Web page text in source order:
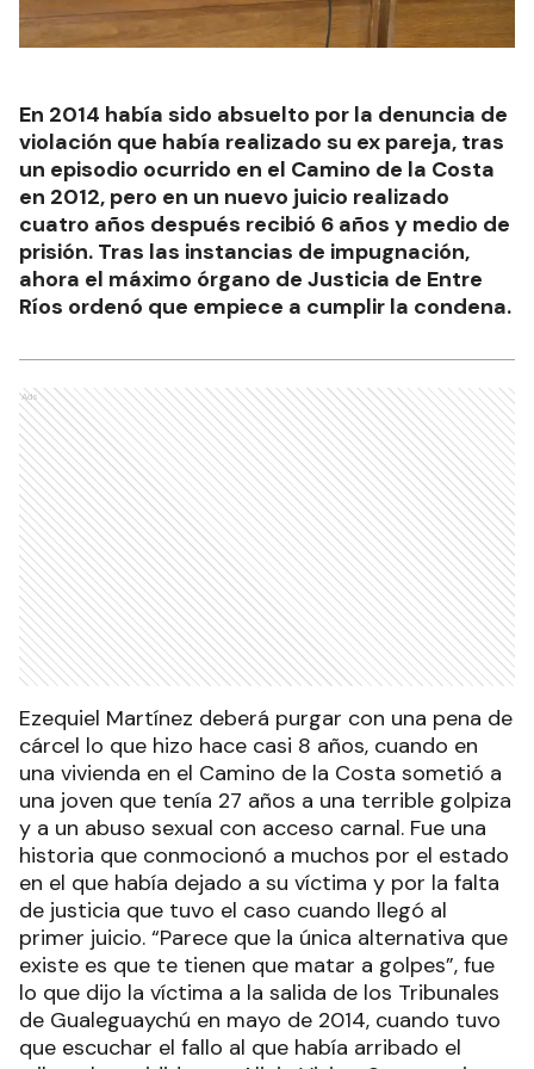
En 2014 había sido absuelto por la denuncia de
violación que había realizado su ex pareja, tras
un episodio ocurrido en el Camino de la Costa
en 2012, pero en un nuevo juicio realizado
cuatro años después recibió 6 años y medio de
prisión. Tras las instancias de impugnación,
ahora el máximo órgano de Justicia de Entre
Ríos ordenó que empiece a cumplir la condena.
Ads
Ezequiel Martínez deberá purgar con una pena de
cárcel lo que hizo hace casi 8 años, cuando en
una vivienda en el Camino de la Costa sometió a
una joven que tenía 27 años a una terrible golpiza
y a un abuso sexual con acceso carnal. Fue una
historia que conmocionó a muchos por el estado
en el que había dejado a su víctima y por la falta
de justicia que tuvo el caso cuando llegó al
primer juicio. “Parece que la única alternativa que
existe es que te tienen que matar a golpes”, fue
lo que dijo la víctima a la salida de los Tribunales
de Gualeguaychú en mayo de 2014, cuando tuvo
que escuchar el fallo al que había arribado el